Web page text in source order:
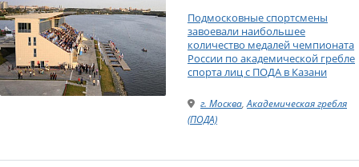
Подмосковные спортсмены
завоевали наибольшее
количество медалей чемпионата
России по академической гребле
спорта лиц с ПОДА в Казани
г. Москва,Академическая гребля
(ПОДА)